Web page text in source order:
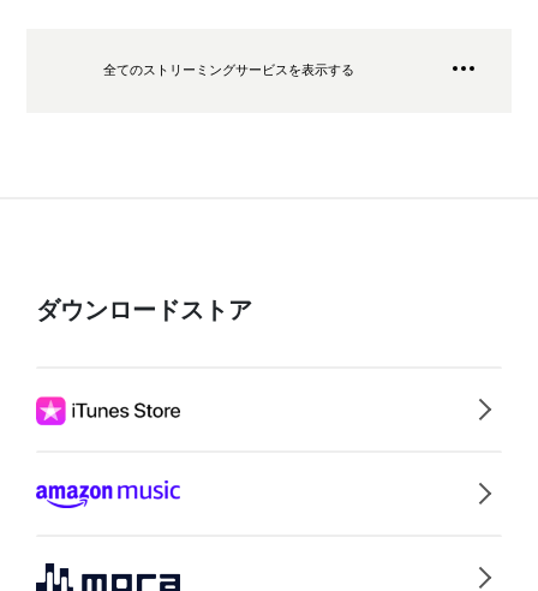
全てのストリーミングサービスを表示する
ダウンロードストア